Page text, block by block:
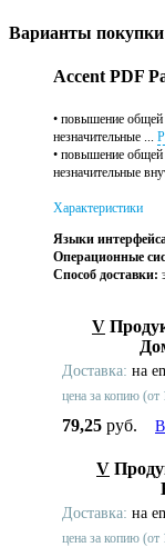
Варианты покупки
Accent PDF
• повышение общей
незначительные ...
• повышение общей
незначительные
Характеристики
Языки
Операционные
Способ доставки:
V
Доставка: на
цена за копию (от
79,25 руб.
V
Доставка: на
цена за копию (от